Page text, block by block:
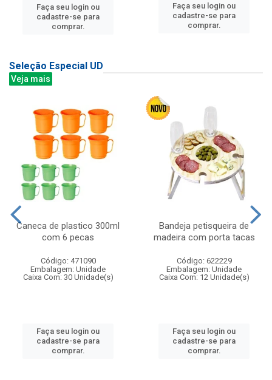
Faça seu login ou
cadastre-se para
comprar.
Faça seu login ou
cadastre-se para
comprar.
Seleção Especial UD
Veja mais
Caneca de plastico 300ml
com 6 pecas
Código: 471090
Embalagem: Unidade
Caixa Com: 30 Unidade(s)
Faça seu login ou
cadastre-se para
comprar.
Bandeja petisqueira de
madeira com porta tacas
Código: 622229
Embalagem: Unidade
Caixa Com: 12 Unidade(s)
Faça seu login ou
cadastre-se para
comprar.